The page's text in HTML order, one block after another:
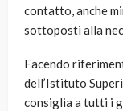
contatto, anche
sottoposti alla
Facendo
dell’Istituto
consiglia a tutti i